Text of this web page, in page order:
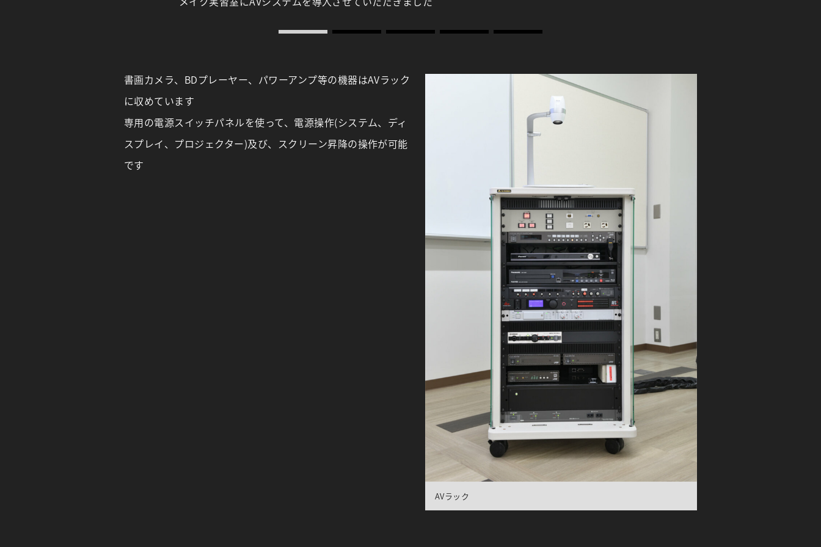
AVラック
書画カメラ、BDプレーヤー、パワーアンプ等の機器はAVラック
に収めています
専用の電源スイッチパネルを使って、電源操作(システム、ディ
スプレイ、プロジェクター)及び、スクリーン昇降の操作が可能
です